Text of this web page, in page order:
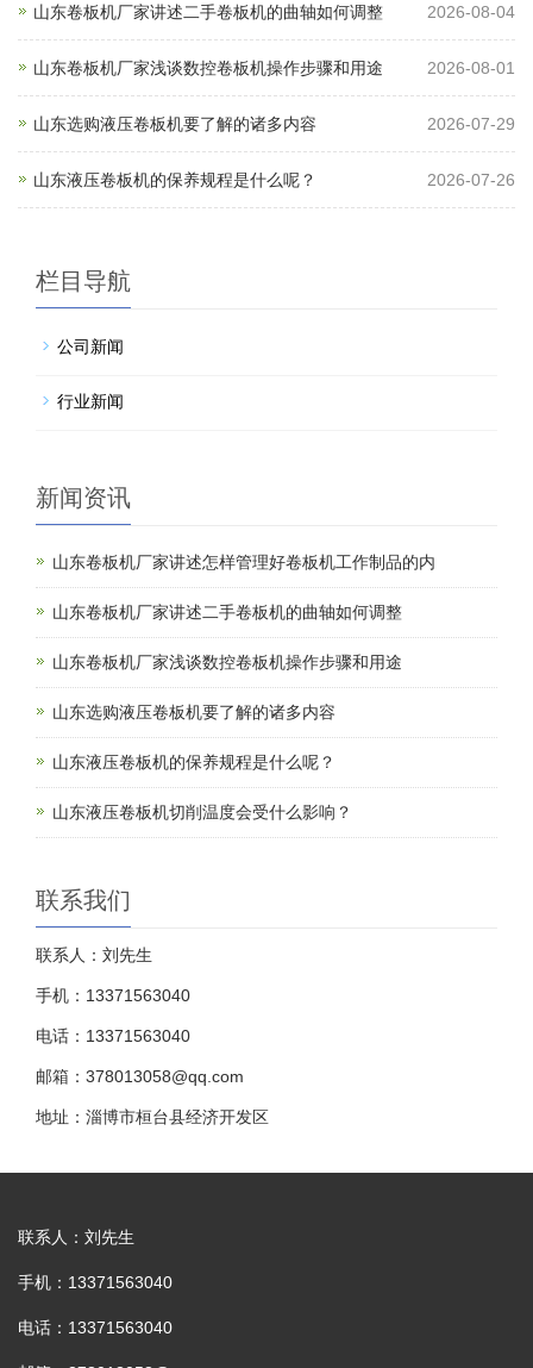
山东卷板机厂家讲述二手卷板机的曲轴如何调整 2026-08-04
山东卷板机厂家浅谈数控卷板机操作步骤和用途 2026-08-01
山东选购液压卷板机要了解的诸多内容 2026-07-29
山东液压卷板机的保养规程是什么呢？ 2026-07-26
栏目导航
公司新闻
行业新闻
新闻资讯
山东卷板机厂家讲述怎样管理好卷板机工作制品的内
山东卷板机厂家讲述二手卷板机的曲轴如何调整
山东卷板机厂家浅谈数控卷板机操作步骤和用途
山东选购液压卷板机要了解的诸多内容
山东液压卷板机的保养规程是什么呢？
山东液压卷板机切削温度会受什么影响？
联系我们
联系人：刘先生
手机：13371563040
电话：13371563040
邮箱：378013058@qq.com
地址：淄博市桓台县经济开发区
联系人：刘先生
手机：13371563040
电话：13371563040